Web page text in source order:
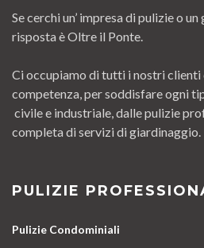
Se cerchi un’ impresa di pulizie o
risposta è Oltre il Ponte.
Ci occupiamo di tutti i nostri clienti
competenza, per soddisfare ogni
civile e industriale, dalle pulizie
completa di servizi di giardinaggio.
PULIZIE
Pulizie Condominiali